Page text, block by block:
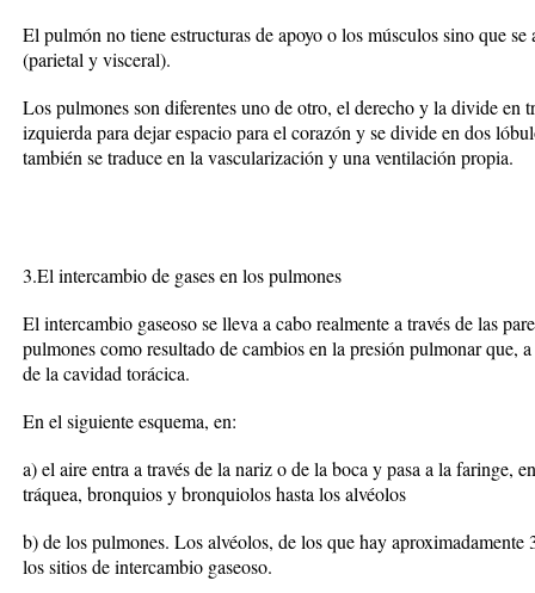
El pulmón no tiene estructuras de apoyo o los músculos sino que
(parietal y visceral).
Los pulmones son diferentes uno de otro, el derecho y la divide en
izquierda para dejar espacio para el corazón y se divide en dos
también se traduce en la vascularización y una ventilación propia.
3.El intercambio de gases en los pulmones
El intercambio gaseoso se lleva a cabo realmente a través de las
pulmones como resultado de cambios en la presión pulmonar que,
de la cavidad torácica.
En el siguiente esquema, en:
a) el aire entra a través de la nariz o de la boca y pasa a la faringe,
tráquea, bronquios y bronquiolos hasta los alvéolos
b) de los pulmones. Los alvéolos, de los que hay
los sitios de intercambio gaseoso.